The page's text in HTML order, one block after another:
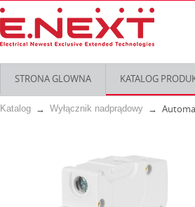
STRONA GLOWNA KATALOG
Katalog Wyłącznik nadprądowy